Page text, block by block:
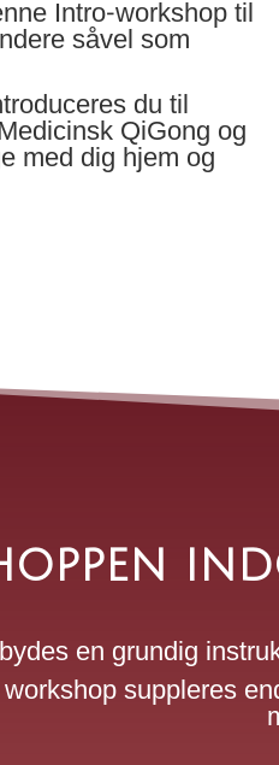
Intro-workshop til
såvel som
du til
QiGong og
med dig hjem og
en grundig
suppleres